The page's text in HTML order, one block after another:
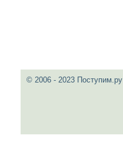
© 2006 - 2023 Поступим.ру